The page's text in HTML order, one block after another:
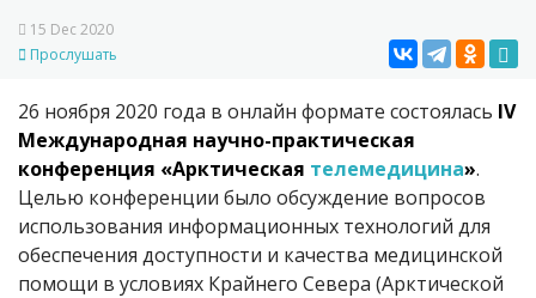
15 Dec 2020
Прослушать
26 ноября 2020 года в онлайн формате состоялась IV
Международная научно-практическая
конференция «Арктическая телемедицина».
Целью конференции было обсуждение вопросов
использования информационных технологий для
обеспечения доступности и качества медицинской
помощи в условиях Крайнего Севера (Арктической